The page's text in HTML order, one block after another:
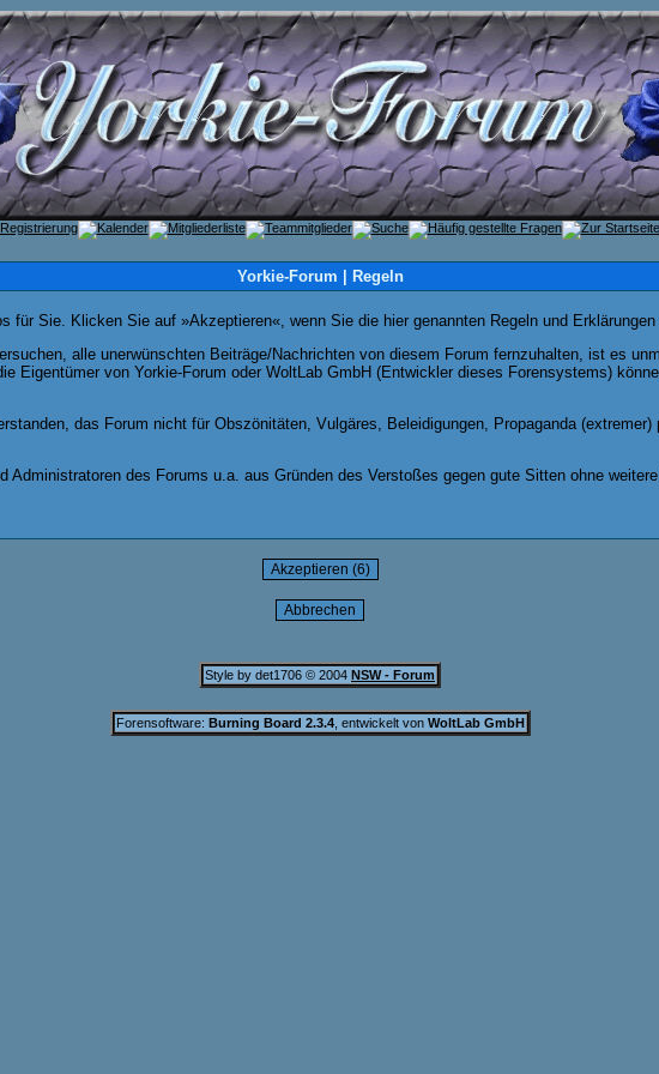
Yorkie-Forum | Regeln
für Sie. Klicken Sie auf »Akzeptieren«, wenn Sie die hier genannten Regeln und
alle unerwünschten Beiträge/Nachrichten von diesem Forum fernzuhalten, ist es
Eigentümer von Yorkie-Forum oder WoltLab GmbH (Entwickler dieses Forensystems)
das Forum nicht für Obszönitäten, Vulgäres, Beleidigungen, Propaganda
des Forums u.a. aus Gründen des Verstoßes gegen gute Sitten ohne
Style by det1706 © 2004 NSW - Forum
Forensoftware: Burning Board 2.3.4, entwickelt von WoltLab GmbH